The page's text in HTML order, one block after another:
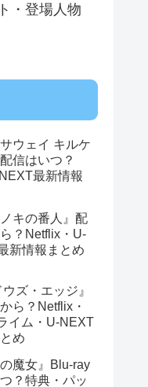
・登場人物
サウェイ キルケ
信はいつ？
最新情報
キの番人』配
？Netflix・U-
新情報まとめ
ズ・エッジ』
ら？Netflix・
イム・U-NEXT
め
の魔女』Blu-ray
？特典・パッ